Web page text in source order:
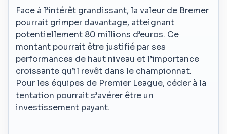
Face à l’intérêt grandissant, la valeur de Bremer
pourrait grimper davantage, atteignant
potentiellement 80 millions d’euros. Ce
montant pourrait être justifié par ses
performances de haut niveau et l’importance
croissante qu’il revêt dans le championnat.
Pour les équipes de Premier League, céder à la
tentation pourrait s’avérer être un
investissement payant.